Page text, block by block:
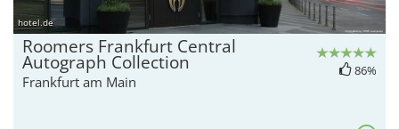
hotel.de
Roomers Frankfurt Central
Autograph Collection
Frankfurt am Main
86%